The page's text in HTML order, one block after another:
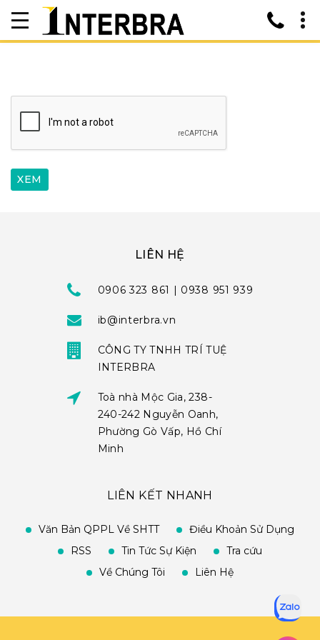
LIÊN HỆ
0906 323 861 | 0938 951 939
ib@interbra.vn
CÔNG TY TNHH TRÍ TUỆ
INTERBRA
Toà nhà Mộc Gia, 238-
240-242 Nguyễn Oanh,
Phường Gò Vấp, Hồ Chí
Minh
LIÊN KẾT NHANH
Văn Bản QPPL Về SHTT
Điều Khoản Sử Dụng
RSS
Tin Tức Sự Kiện
Tra cứu
Về Chúng Tôi
Liên Hệ